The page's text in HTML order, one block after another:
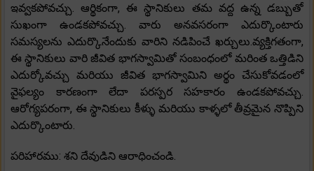
ఇవ్వకపోవచ్చు. ఆర్థికంగా, ఈ స్థానికులు తమ వద్ద ఉన్న డబ్బుతో
సుఖంగా ఉండకపోవచ్చు. వారు అనవసరంగా ఎదుర్కొంటారు
సమస్యలను ఎదుర్కొనేందుకు వారిని నడిపించే ఖర్చులు.వ్యక్తిగతంగా,
ఈ స్థానికులు వారి జీవిత భాగస్వామితో సంబంధంలో మరింత ఒత్తిడిని
ఎదుర్కోవచ్చు మరియు జీవిత భాగస్వామిని అర్థం చేసుకోవడంలో
వైఫల్యం కారణంగా లేదా పరస్పర సహకారం ఉండకపోవచ్చు.
ఆరోగ్యపరంగా, ఈ స్థానికులు కీళ్ళు మరియు కాళ్ళలో తీవ్రమైన నొప్పిని
ఎదుర్కొంటారు.
పరిహారము: శని దేవుడిని ఆరాధించండి.